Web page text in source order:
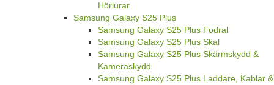
Hörlurar
Samsung Galaxy S25 Plus
Samsung Galaxy S25 Plus Fodral
Samsung Galaxy S25 Plus Skal
Samsung Galaxy S25 Plus Skärmskydd &
Kameraskydd
Samsung Galaxy S25 Plus Laddare, Kablar &